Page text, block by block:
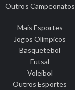
Outros Campeonatos
Mais Esportes
Jogos Olímpicos
Basquetebol
Futsal
Voleibol
Outros Esportes